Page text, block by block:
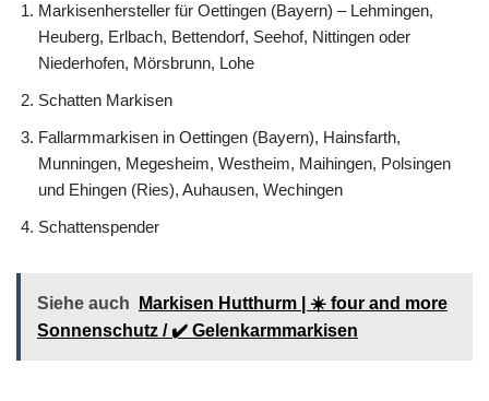
Markisenhersteller für Oettingen (Bayern) – Lehmingen,
Heuberg, Erlbach, Bettendorf, Seehof, Nittingen oder
Niederhofen, Mörsbrunn, Lohe
Schatten Markisen
Fallarmmarkisen in Oettingen (Bayern), Hainsfarth,
Munningen, Megesheim, Westheim, Maihingen, Polsingen
und Ehingen (Ries), Auhausen, Wechingen
Schattenspender
Siehe auch
Markisen Hutthurm | ☀️ four and more
Sonnenschutz / ✔️ Gelenkarmmarkisen